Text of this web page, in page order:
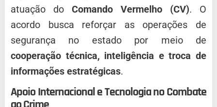
atuação do Comando Vermelho (CV). O
acordo busca reforçar as operações de
segurança no estado por meio de
cooperação técnica, inteligência e troca de
informações estratégicas.
Apoio Internacional e Tecnologia no Combate